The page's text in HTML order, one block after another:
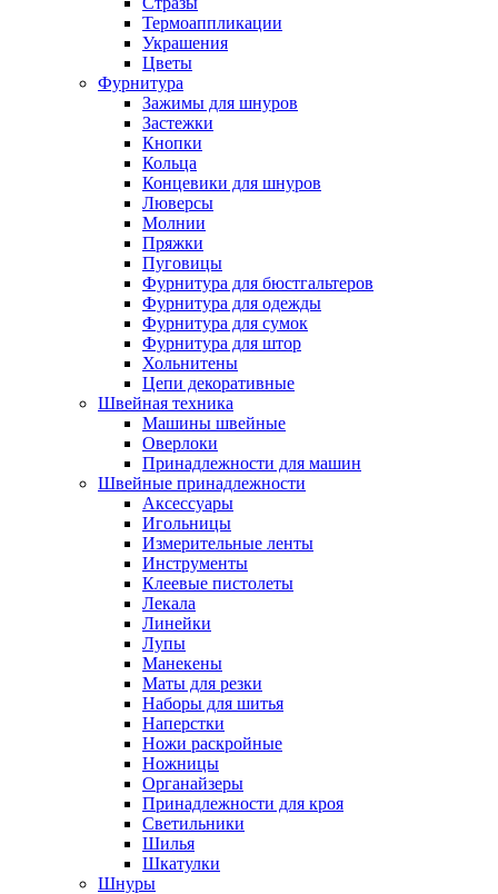
Термоаппликации
Украшения
Цветы
Фурнитура
Зажимы для шнуров
Застежки
Кнопки
Кольца
Концевики для шнуров
Люверсы
Молнии
Пряжки
Пуговицы
Фурнитура для бюстгальтеров
Фурнитура для одежды
Фурнитура для сумок
Фурнитура для штор
Хольнитены
Цепи декоративные
Швейная техника
Машины швейные
Оверлоки
Принадлежности для машин
Швейные принадлежности
Аксессуары
Игольницы
Измерительные ленты
Инструменты
Клеевые пистолеты
Лекала
Линейки
Лупы
Манекены
Маты для резки
Наборы для шитья
Наперстки
Ножи раскройные
Ножницы
Органайзеры
Принадлежности для кроя
Светильники
Шилья
Шкатулки
Шнуры